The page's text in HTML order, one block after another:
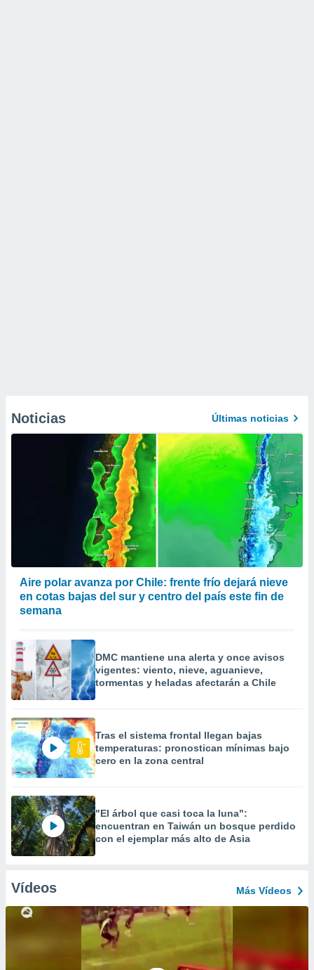
Noticias Últimas noticias
Aire polar avanza por Chile: frente frío dejará nieve
en cotas bajas del sur y centro del país este fin de
semana
DMC mantiene una alerta y once avisos
vigentes: viento, nieve, aguanieve,
tormentas y heladas afectarán a Chile
Tras el sistema frontal llegan bajas
temperaturas: pronostican mínimas bajo
cero en la zona central
"El árbol que casi toca la luna":
encuentran en Taiwán un bosque perdido
con el ejemplar más alto de Asia
Vídeos Más Vídeos